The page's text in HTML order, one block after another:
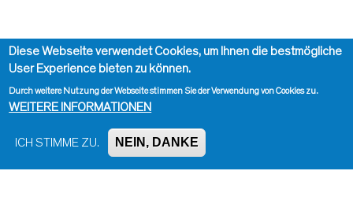
Diese Webseite verwendet Cookies, um Ihnen die bestmögliche
User Experience bieten zu können.
Durch weitere Nutzung der Webseite stimmen Sie der Verwendung von Cookies zu.
WEITERE INFORMATIONEN
ICH STIMME ZU. NEIN, DANKE